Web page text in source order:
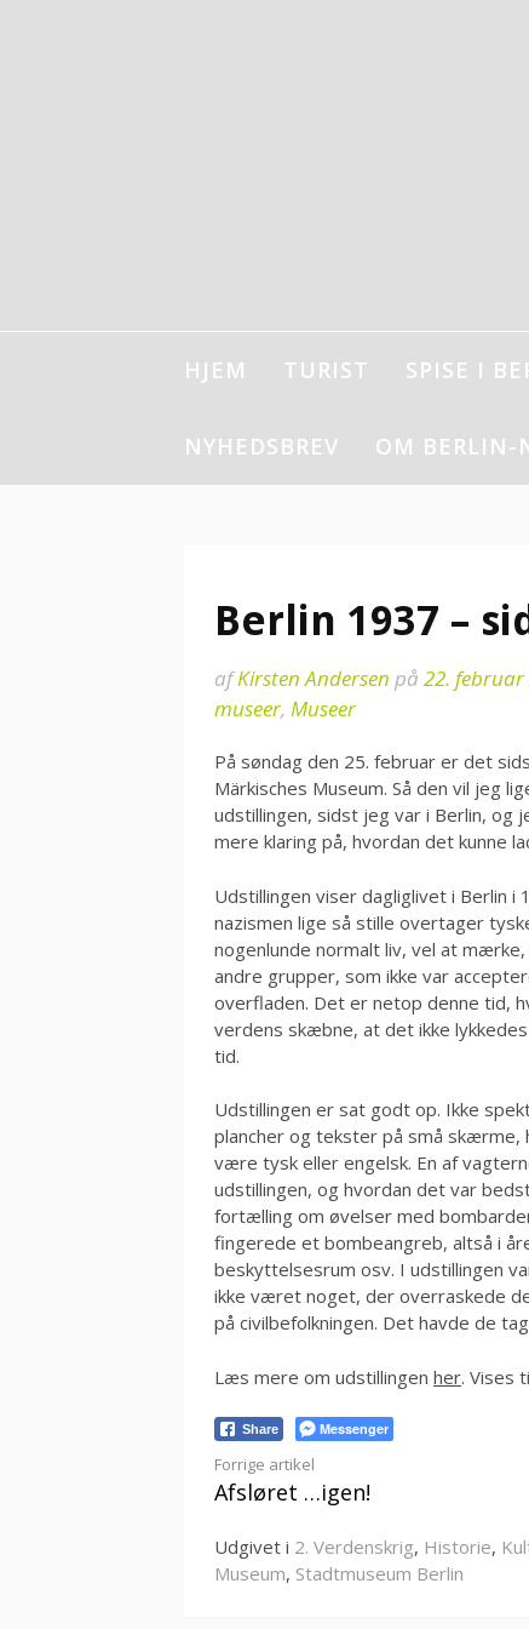
HJEM TURIST SPISE I
NYHEDSBREV OM BERLIN-
Berlin 1937 –
afKirsten Andersen på 22. februar
museer, Museer
På søndag den 25. februar er det
Märkisches Museum. Så den vil jeg
udstillingen, sidst jeg var i Berlin, og
mere klaring på, hvordan det kunne
Udstillingen viser dagliglivet i Berlin
nazismen lige så stille overtager
nogenlunde normalt liv, vel at
andre grupper, som ikke var
overfladen. Det er netop denne tid,
verdens skæbne, at det ikke
tid.
Udstillingen er sat godt op. Ikke
plancher og tekster på små
være tysk eller engelsk. En af
udstillingen, og hvordan det var
fortælling om øvelser med
fingerede et bombeangreb, altså i
beskyttelsesrum osv. I udstillingen
ikke været noget, der overraskede
på civilbefolkningen. Det havde de
Læs mere om udstillingen her. Vises
Share Messenger
Læs
Forrige artikel
Afsløret …igen!
Udgivet i 2. Verdenskrig, Historie,
Museum, Stadtmuseum Berlin